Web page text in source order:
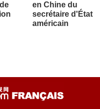
en Chine du
secrétaire d'État
américain